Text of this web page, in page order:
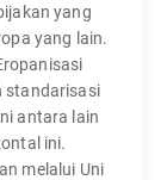
yang
yang lain.
standarisasi
antara lain
ini.
melalui Uni